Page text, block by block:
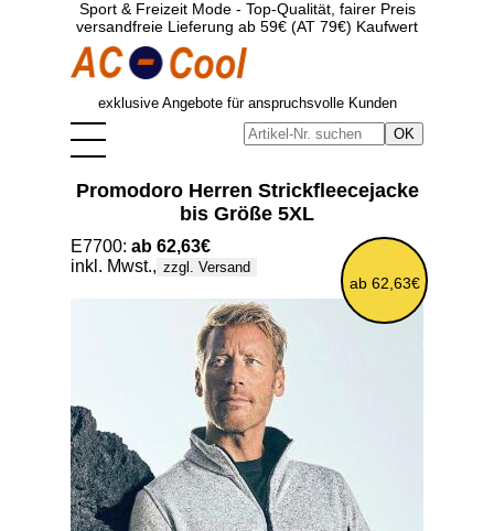
Sport & Freizeit Mode - Top-Qualität, fairer Preis
versandfreie Lieferung ab 59€ (AT 79€) Kaufwert
exklusive Angebote für anspruchsvolle Kunden
Promodoro Herren Strickfleecejacke
bis Größe 5XL
ab 62,63€
E7700: ab 62,63€
inkl. Mwst., zzgl. Versand